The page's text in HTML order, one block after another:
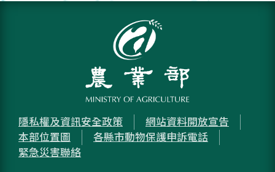
隱私權及資訊安全政策
網站資料開放宣告
本部位置圖
各縣市動物保護申訴電話
緊急災害聯絡